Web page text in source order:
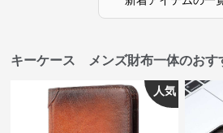
キーケース メンズ財布一体のおす
人気